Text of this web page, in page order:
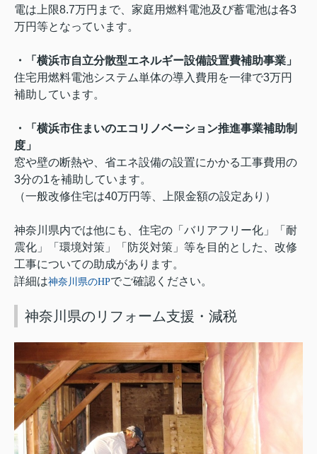
電は上限8.7万円まで、家庭用燃料電池及び蓄電池は各3
万円等となっています。
・「横浜市自立分散型エネルギー設備設置費補助事業」
住宅用燃料電池システム単体の導入費用を一律で3万円
補助しています。
・「横浜市住まいのエコリノベーション推進事業補助制
度」
窓や壁の断熱や、省エネ設備の設置にかかる工事費用の
3分の1を補助しています。
（一般改修住宅は40万円等、上限金額の設定あり）
神奈川県内では他にも、住宅の「バリアフリー化」「耐
震化」「環境対策」「防災対策」等を目的とした、改修
工事についての助成があります。
詳細は神奈川 県のHPでご確認ください。
神奈川県のリフォーム支援・減税